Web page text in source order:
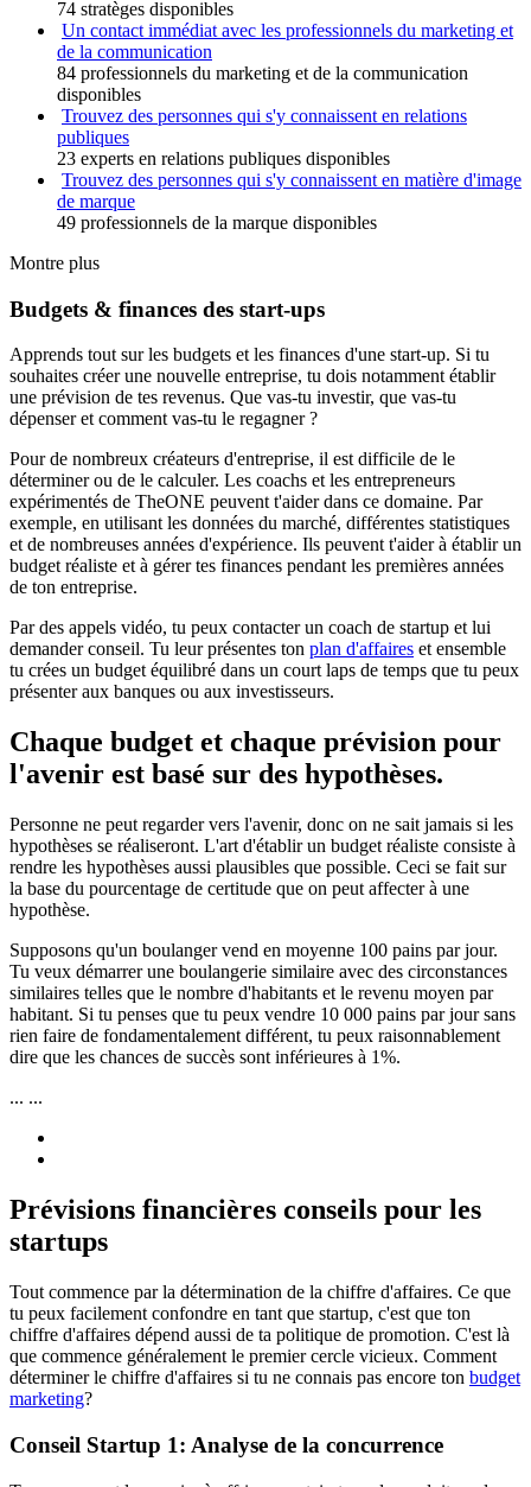
74 stratèges disponibles
Un contact immédiat avec les professionnels du marketing et
de la communication
84 professionnels du marketing et de la communication
disponibles
Trouvez des personnes qui s'y connaissent en relations
publiques
23 experts en relations publiques disponibles
Trouvez des personnes qui s'y connaissent en matière d'image
de marque
49 professionnels de la marque disponibles
Montre plus
Budgets & finances des start-ups
Apprends tout sur les budgets et les finances d'une start-up. Si tu
souhaites créer une nouvelle entreprise, tu dois notamment établir
une prévision de tes revenus. Que vas-tu investir, que vas-tu
dépenser et comment vas-tu le regagner ?
Pour de nombreux créateurs d'entreprise, il est difficile de le
déterminer ou de le calculer. Les coachs et les entrepreneurs
expérimentés de TheONE peuvent t'aider dans ce domaine. Par
exemple, en utilisant les données du marché, différentes statistiques
et de nombreuses années d'expérience. Ils peuvent t'aider à établir un
budget réaliste et à gérer tes finances pendant les premières années
de ton entreprise.
Par des appels vidéo, tu peux contacter un coach de startup et lui
demander conseil. Tu leur présentes ton plan d'affaires et ensemble
tu crées un budget équilibré dans un court laps de temps que tu peux
présenter aux banques ou aux investisseurs.
Chaque budget et chaque prévision pour
l'avenir est basé sur des hypothèses.
Personne ne peut regarder vers l'avenir, donc on ne sait jamais si les
hypothèses se réaliseront. L'art d'établir un budget réaliste consiste à
rendre les hypothèses aussi plausibles que possible. Ceci se fait sur
la base du pourcentage de certitude que on peut affecter à une
hypothèse.
Supposons qu'un boulanger vend en moyenne 100 pains par jour.
Tu veux démarrer une boulangerie similaire avec des circonstances
similaires telles que le nombre d'habitants et le revenu moyen par
habitant. Si tu penses que tu peux vendre 10 000 pains par jour sans
rien faire de fondamentalement différent, tu peux raisonnablement
dire que les chances de succès sont inférieures à 1%.
... ...
Prévisions financières conseils pour les
startups
Tout commence par la détermination de la chiffre d'affaires. Ce que
tu peux facilement confondre en tant que startup, c'est que ton
chiffre d'affaires dépend aussi de ta politique de promotion. C'est là
que commence généralement le premier cercle vicieux. Comment
déterminer le chiffre d'affaires si tu ne connais pas encore ton budget
marketing?
Conseil Startup 1: Analyse de la concurrence